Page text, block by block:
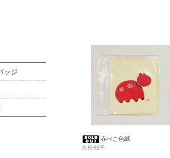
ッジ
赤べこ色紙
久松知子